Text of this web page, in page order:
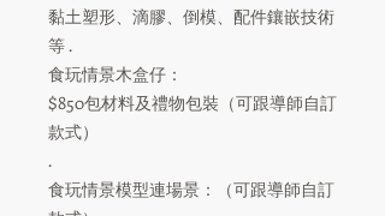
黏土塑形、滴膠、倒模、配件鑲嵌技術
等 .⠀⠀⠀⠀⠀⠀⠀⠀⠀⠀⠀⠀⠀⠀⠀
食玩情景木盒仔：⠀⠀⠀⠀⠀⠀⠀⠀⠀
$850包材料及禮物包裝（可跟導師自訂
款式）⠀
.
食玩情景模型連場景：（可跟導師自訂